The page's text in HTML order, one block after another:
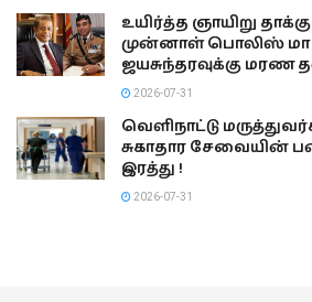
உயிர்த்த ஞாயிறு
முன்னாள் பொலிஸ் மா
ஜயசுந்தரவுக்கு
2026-07-31
வெளிநாட்டு
சுகாதார சேவையின்
இரத்து !
2026-07-31